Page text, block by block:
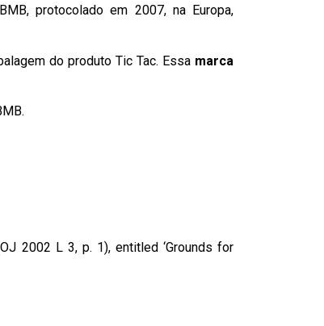
protocolado em 2007, na Europa,
do produto Tic Tac. Essa marca
L 3, p. 1), entitled ‘Grounds for